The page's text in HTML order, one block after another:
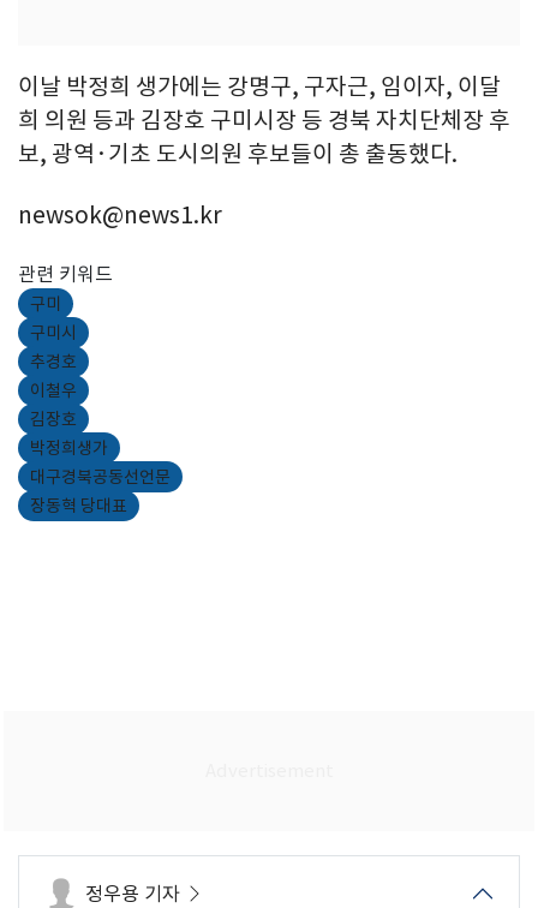
이날 박정희 생가에는 강명구, 구자근, 임이자, 이달
희 의원 등과 김장호 구미시장 등 경북 자치단체장 후
보, 광역·기초 도시의원 후보들이 총 출동했다.
newsok@news1.kr
관련 키워드
구미
구미시
추경호
이철우
김장호
박정희생가
대구경북공동선언문
장동혁 당대표
정우용 기자